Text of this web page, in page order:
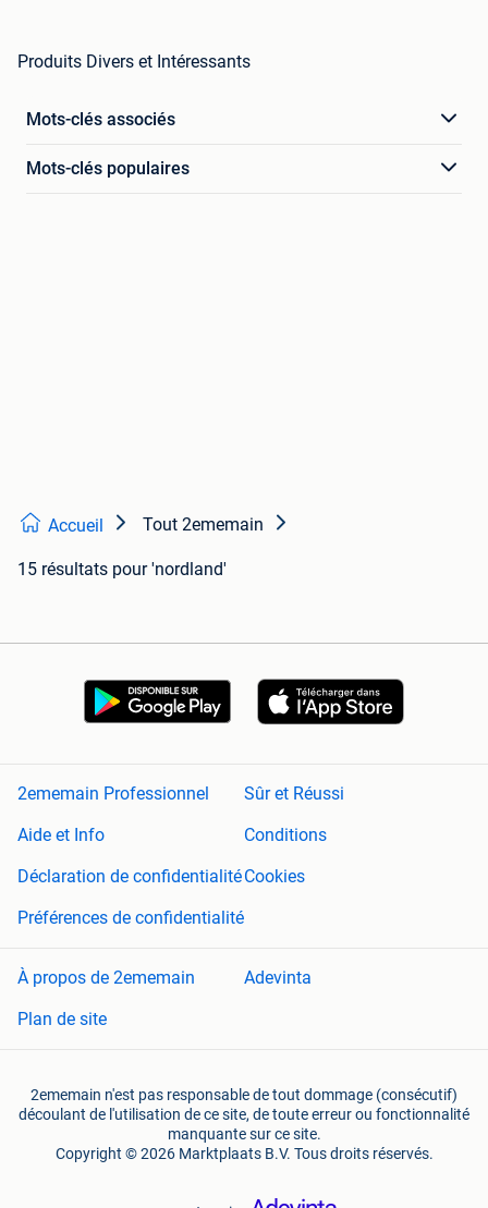
Produits Divers et Intéressants
Mots-clés associés
Mots-clés populaires
Accueil Tout 2ememain
15 résultats pour 'nordland'
2ememain Professionnel
Sûr et Réussi
Aide et Info
Conditions
Déclaration de confidentialitéCookies
Préférences de confidentialité
À propos de 2ememain
Adevinta
Plan de site
2ememain n'est pas responsable de tout dommage (consécutif)
découlant de l'utilisation de ce site, de toute erreur ou fonctionnalité
manquante sur ce site.
Copyright © 2026 Marktplaats B.V. Tous droits réservés.